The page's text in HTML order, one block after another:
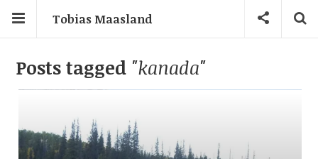
Tobias Maasland
Posts tagged "kanada"